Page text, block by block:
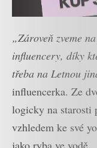
„Zároveň zveme
influencery, díky
třeba na Letnou
influencerka. Ze
logicky na starosti
vzhledem ke své
jako ryba ve vodě.